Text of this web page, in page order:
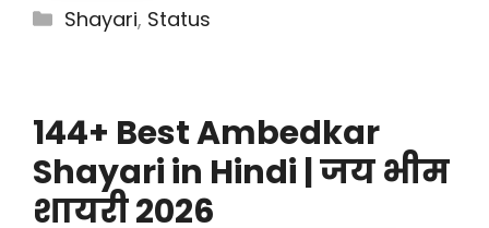
Categories
Shayari, Status
144+ Best Ambedkar
Shayari in Hindi | जय भीम
शायरी 2026